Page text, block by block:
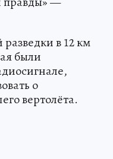
в 12 км
были
о
вертолёта.